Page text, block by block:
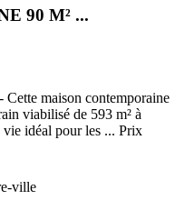
90 M² ...
Cette maison contemporaine
viabilisé de 593 m² à
vie idéal pour les ... Prix
ville